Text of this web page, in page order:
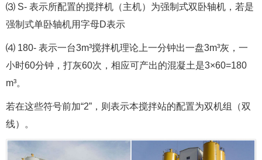
⑶ S- 表示所配置的搅拌机（主机）为强制式双卧轴机，若是
强制式单卧轴机用字母D表示
⑷ 180- 表示一台3m³搅拌机理论上一分钟出一盘3m³灰，一
小时60分钟，打灰60次，相应可产出的混凝土是3×60=180
m³。
若在这些符号前加“2”，则表示本搅拌站的配置为双机组（双
线）。